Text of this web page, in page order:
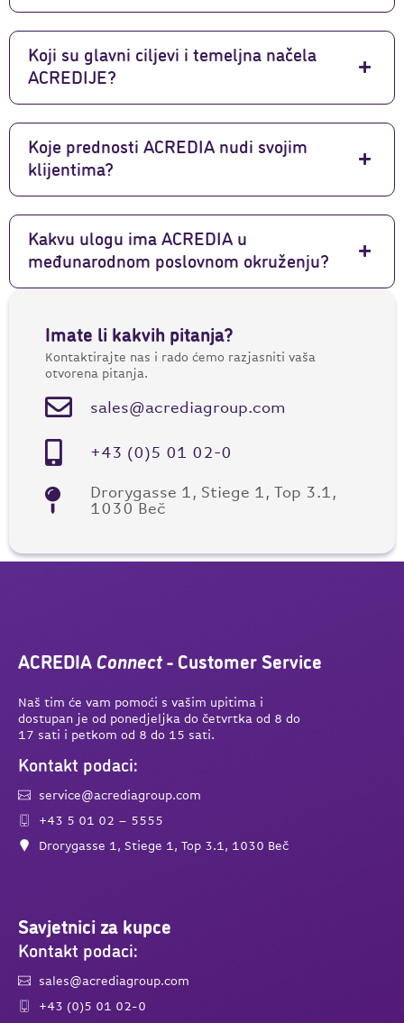
Koji su glavni ciljevi i temeljna načela
ACREDIJE?
Koje prednosti ACREDIA nudi svojim
klijentima?
Kakvu ulogu ima ACREDIA u
međunarodnom poslovnom okruženju?
Imate li kakvih pitanja?
Kontaktirajte nas i rado ćemo razjasniti vaša
otvorena pitanja.
sales@acrediagroup.com
+43 (0)5 01 02-0
Drorygasse 1, Stiege 1, Top 3.1,
1030 Beč
ACREDIA Connect- Customer Service
Naš tim će vam pomoći s vašim upitima i
dostupan je od ponedjeljka do četvrtka od 8 do
17 sati i petkom od 8 do 15 sati.
Kontakt podaci:
service@acrediagroup.com
+43 5 01 02 – 5555
Drorygasse 1, Stiege 1, Top 3.1, 1030 Beč
Savjetnici za kupce
Kontakt podaci:
sales@acrediagroup.com
+43 (0)5 01 02-0